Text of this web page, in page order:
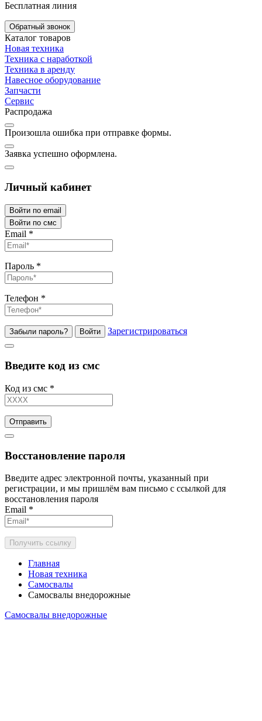
Бесплатная линия
Обратный звонок
Каталог товаров
Новая техника
Техника с наработкой
Техника в аренду
Навесное оборудование
Запчасти
Сервис
Распродажа
Произошла ошибка при отправке формы.
Заявка успешно оформлена.
Личный кабинет
Войти по email
Войти по смс
Email *
Пароль *
Телефон *
Забыли пароль? Войти Зарегистрироваться
Введите код из смс
Код из смс *
Отправить
Восстановление пароля
Введите адрес электронной почты, указанный при
регистрации, и мы пришлём вам письмо с ссылкой для
восстановления пароля
Email *
Получить ссылку
Главная
Новая техника
Самосвалы
Самосвалы внедорожные
Самосвалы внедорожные